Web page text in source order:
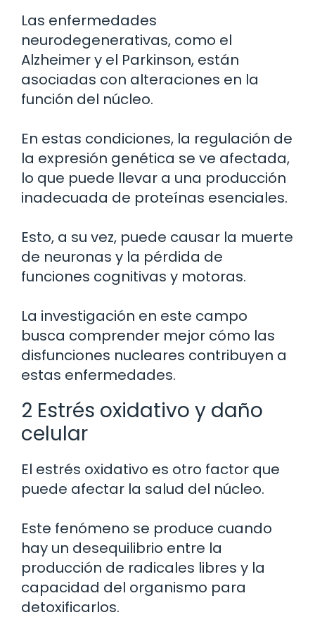
Las enfermedades
neurodegenerativas, como el
Alzheimer y el Parkinson, están
asociadas con alteraciones en la
función del núcleo.
En estas condiciones, la regulación de
la expresión genética se ve afectada,
lo que puede llevar a una producción
inadecuada de proteínas esenciales.
Esto, a su vez, puede causar la muerte
de neuronas y la pérdida de
funciones cognitivas y motoras.
La investigación en este campo
busca comprender mejor cómo las
disfunciones nucleares contribuyen a
estas enfermedades.
2 Estrés oxidativo y daño
celular
El estrés oxidativo es otro factor que
puede afectar la salud del núcleo.
Este fenómeno se produce cuando
hay un desequilibrio entre la
producción de radicales libres y la
capacidad del organismo para
detoxificarlos.